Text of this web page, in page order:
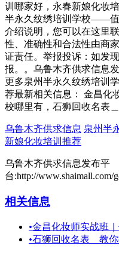
训哪家好，永春新娘化妆
半永久纹绣培训学校——值
介绍说明，您可以在这里
性、准确性和合法性由商
证责任。举报投诉：如发
报。。乌鲁木齐供求信息发
更多泉州半永久纹绣培训
荐最新相关信息： 金昌化
校哪里有，石狮回收名表
乌鲁木齐供求信息 泉州半
新娘化妆培训推荐
乌鲁木齐供求信息发布平
台:http://www.shaimall.com/
相关信息
•金昌化妆师实战班
•石狮回收名表＿教